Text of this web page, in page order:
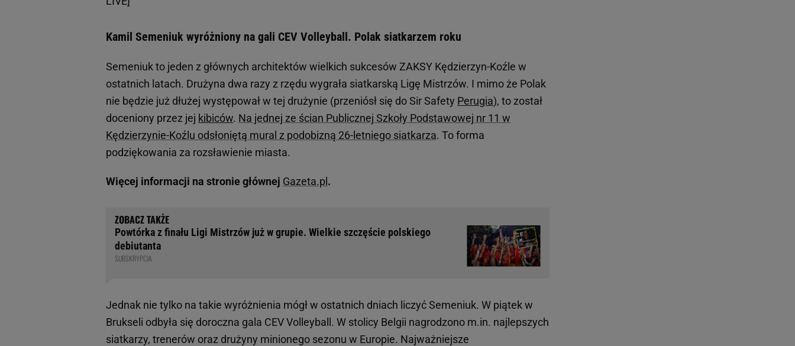
Kamil Semeniuk wyróżniony na gali CEV Volleyball. Polak siatkarzem roku
Semeniuk to jeden z głównych architektów wielkich sukcesów ZAKSY Kędzierzyn-Koźle w
ostatnich latach. Drużyna dwa razy z rzędu wygrała siatkarską Ligę Mistrzów. I mimo że Polak
nie będzie już dłużej występował w tej drużynie (przeniósł się do Sir Safety Perugia), to został
doceniony przez jej kibiców. Na jednej ze ścian Publicznej Szkoły Podstawowej nr 11 w
Kędzierzynie-Koźlu odsłoniętą mural z podobizną 26-letniego siatkarza. To forma
podziękowania za rozsławienie miasta.
Więcej informacji na stronie głównej Gazeta.pl.
Powtórka z finału Ligi Mistrzów już w grupie. Wielkie szczęście polskiego
debiutanta
SUBSKRYPCJA
Jednak nie tylko na takie wyróżnienia mógł w ostatnich dniach liczyć Semeniuk. W piątek w
Brukseli odbyła się doroczna gala CEV Volleyball. W stolicy Belgii nagrodzono m.in. najlepszych
siatkarzy, trenerów oraz drużyny minionego sezonu w Europie. Najważniejsze